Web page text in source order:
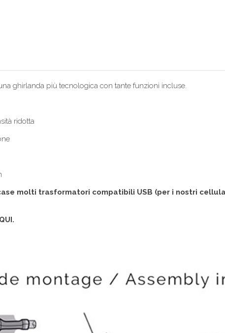
ghirlanda più tecnologica con tante funzioni incluse.
ridotta
case molti trasformatori compatibili USB (per i nostri